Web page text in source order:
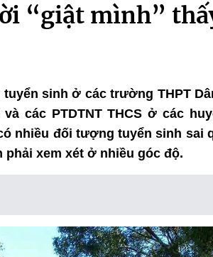
“giật mình”
sinh ở các trường THPT
các PTDTNT THCS ở các
nhiều đối tượng tuyển sinh sai
phải xem xét ở nhiều góc độ.